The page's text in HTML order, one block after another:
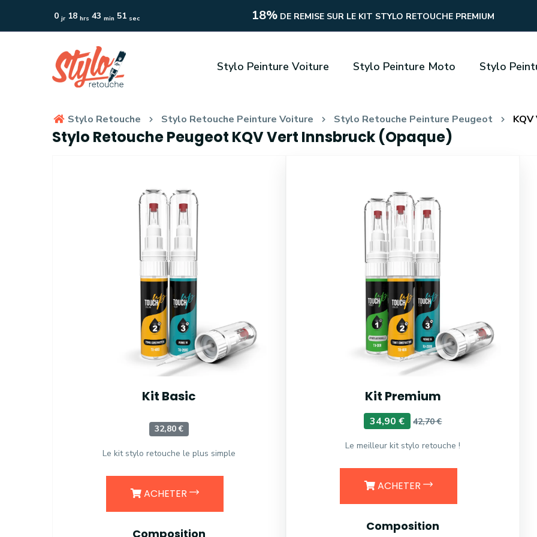
0 jr 18 hrs 43 min 50 sec 18%DE REMISE SUR LE KIT STYLO RETOUCHE PREMIUM
Stylo Peinture Voiture Stylo Peinture Moto Stylo
Stylo Retouche Stylo Retouche Peinture Voiture Stylo Retouche Peinture Peugeot
Stylo Retouche Peugeot KQV Vert Innsbruck (Opaque)
Kit Basic
32,80 €
Le kit stylo retouche le plus simple
ACHETER
Composition
Kit Premium
34,90 € 42,70 €
Le meilleur kit stylo retouche !
ACHETER
Composition